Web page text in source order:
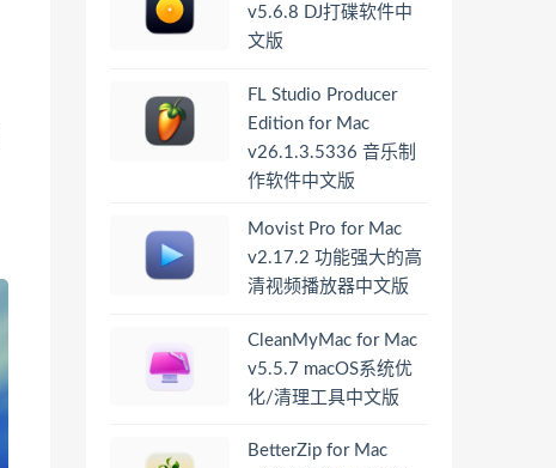
v5.6.8 DJ打碟软件中
文版
FL Studio Producer
Edition for Mac
v26.1.3.5336 音乐制
作软件中文版
Movist Pro for Mac
v2.17.2 功能强大的高
清视频播放器中文版
CleanMyMac for Mac
v5.5.7 macOS系统优
化/清理工具中文版
BetterZip for Mac